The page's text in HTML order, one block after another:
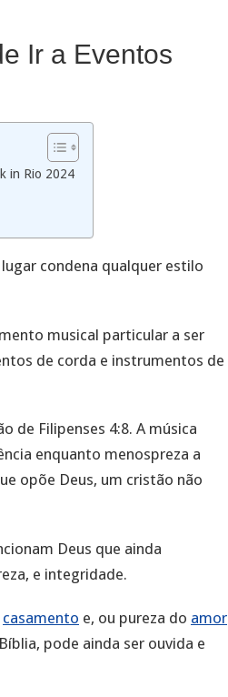
Ir a Eventos
in Rio 2024
condena qualquer estilo
musical particular a ser
de corda e instrumentos de
de Filipenses 4:8. A música
enquanto menospreza a
opõe Deus, um cristão não
Deus que ainda
e integridade.
casamento e, ou pureza do amor
pode ainda ser ouvida e